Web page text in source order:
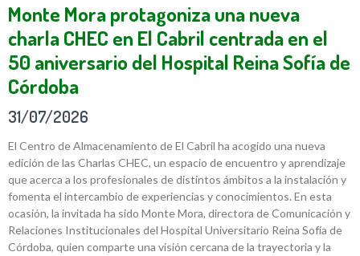
Monte Mora protagoniza una nueva
charla CHEC en El Cabril centrada en el
50 aniversario del Hospital Reina Sofía de
Córdoba
31/07/2026
El Centro de Almacenamiento de El Cabril ha acogido una nueva
edición de las Charlas CHEC, un espacio de encuentro y aprendizaje
que acerca a los profesionales de distintos ámbitos a la instalación y
fomenta el intercambio de experiencias y conocimientos. En esta
ocasión, la invitada ha sido Monte Mora, directora de Comunicación y
Relaciones Institucionales del Hospital Universitario Reina Sofía de
Córdoba, quien comparte una visión cercana de la trayectoria y la